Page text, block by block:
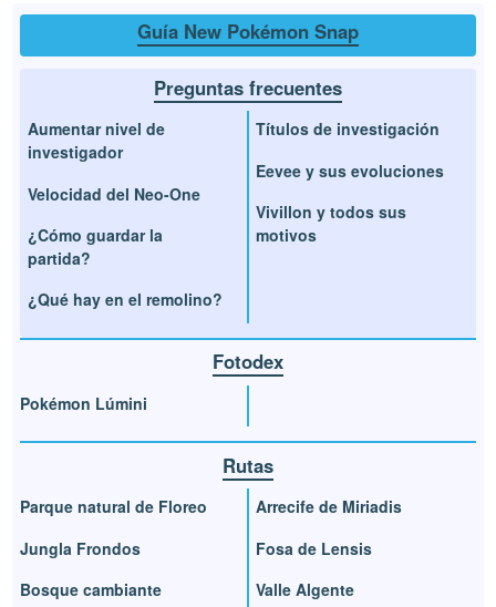
Guía New Pokémon Snap
Preguntas frecuentes
Aumentar nivel de
investigador
Velocidad del Neo-One
¿Cómo guardar la
partida?
¿Qué hay en el remolino?
Títulos de investigación
Eevee y sus evoluciones
Vivillon y todos sus
motivos
Fotodex
Pokémon Lúmini
Rutas
Parque natural de Floreo
Jungla Frondos
Bosque cambiante
Arrecife de Miriadis
Fosa de Lensis
Valle Algente